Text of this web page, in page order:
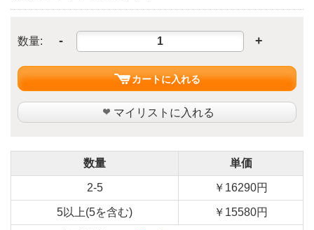
数量: - +
カートに入れる
マイリストに入れる
数量 単価
2-5 ￥16290円
5以上(5を含む) ￥15580円